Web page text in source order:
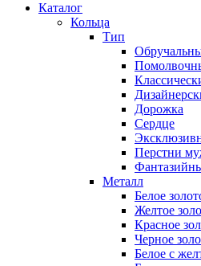
Каталог
Кольца
Тип
Дорожка
Сердце
Перстни
Металл
Белое
Желтое
Красное
Черное
Белое с